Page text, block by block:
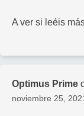
A ver si leéis
Optimus Prime
noviembre 25,